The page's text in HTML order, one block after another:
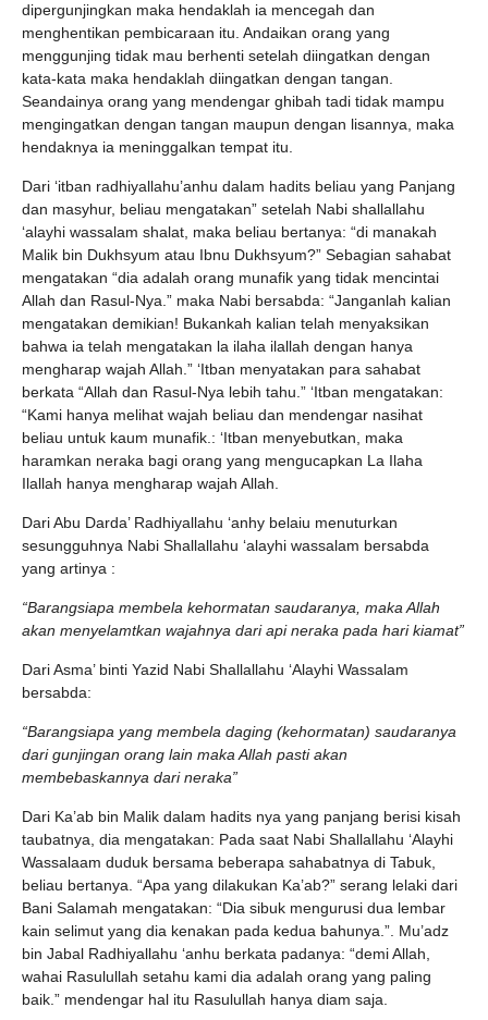
dipergunjingkan maka hendaklah ia mencegah dan
menghentikan pembicaraan itu. Andaikan orang yang
menggunjing tidak mau berhenti setelah diingatkan dengan
kata-kata maka hendaklah diingatkan dengan tangan.
Seandainya orang yang mendengar ghibah tadi tidak mampu
mengingatkan dengan tangan maupun dengan lisannya, maka
hendaknya ia meninggalkan tempat itu.
Dari ‘itban radhiyallahu’anhu dalam hadits beliau yang Panjang
dan masyhur, beliau mengatakan” setelah Nabi shallallahu
‘alayhi wassalam shalat, maka beliau bertanya: “di manakah
Malik bin Dukhsyum atau Ibnu Dukhsyum?” Sebagian sahabat
mengatakan “dia adalah orang munafik yang tidak mencintai
Allah dan Rasul-Nya.” maka Nabi bersabda: “Janganlah kalian
mengatakan demikian! Bukankah kalian telah menyaksikan
bahwa ia telah mengatakan la ilaha ilallah dengan hanya
mengharap wajah Allah.” ‘Itban menyatakan para sahabat
berkata “Allah dan Rasul-Nya lebih tahu.” ‘Itban mengatakan:
“Kami hanya melihat wajah beliau dan mendengar nasihat
beliau untuk kaum munafik.: ‘Itban menyebutkan, maka
haramkan neraka bagi orang yang mengucapkan La Ilaha
Ilallah hanya mengharap wajah Allah.
Dari Abu Darda’ Radhiyallahu ‘anhy belaiu menuturkan
sesungguhnya Nabi Shallallahu ‘alayhi wassalam bersabda
yang artinya :
“Barangsiapa membela kehormatan saudaranya, maka Allah
akan menyelamtkan wajahnya dari api neraka pada hari kiamat”
Dari Asma’ binti Yazid Nabi Shallallahu ‘Alayhi Wassalam
bersabda:
“Barangsiapa yang membela daging (kehormatan) saudaranya
dari gunjingan orang lain maka Allah pasti akan
membebaskannya dari neraka”
Dari Ka’ab bin Malik dalam hadits nya yang panjang berisi kisah
taubatnya, dia mengatakan: Pada saat Nabi Shallallahu ‘Alayhi
Wassalaam duduk bersama beberapa sahabatnya di Tabuk,
beliau bertanya. “Apa yang dilakukan Ka’ab?” serang lelaki dari
Bani Salamah mengatakan: “Dia sibuk mengurusi dua lembar
kain selimut yang dia kenakan pada kedua bahunya.”. Mu’adz
bin Jabal Radhiyallahu ‘anhu berkata padanya: “demi Allah,
wahai Rasulullah setahu kami dia adalah orang yang paling
baik.” mendengar hal itu Rasulullah hanya diam saja.